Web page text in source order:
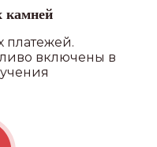
камней
платежей.
включены в